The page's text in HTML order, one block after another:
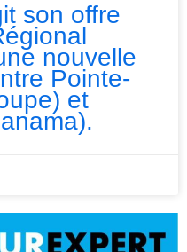
son offre
nouvelle
Pointe-
et